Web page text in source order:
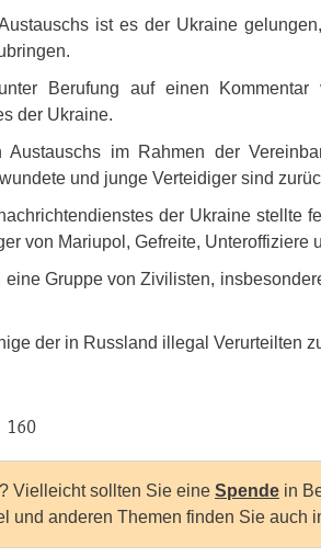
ist es der Ukraine
Berufung auf einen
der Ukraine.
Austauschs im Rahmen der
und junge Verteidiger sind
der Ukraine stellte
von Mariupol, Gefreite, Unteroffiziere
eine Gruppe von Zivilisten,
der in Russland illegal Verurteilten
Vielleicht sollten Sie eine Spende in
und anderen Themen finden Sie auch